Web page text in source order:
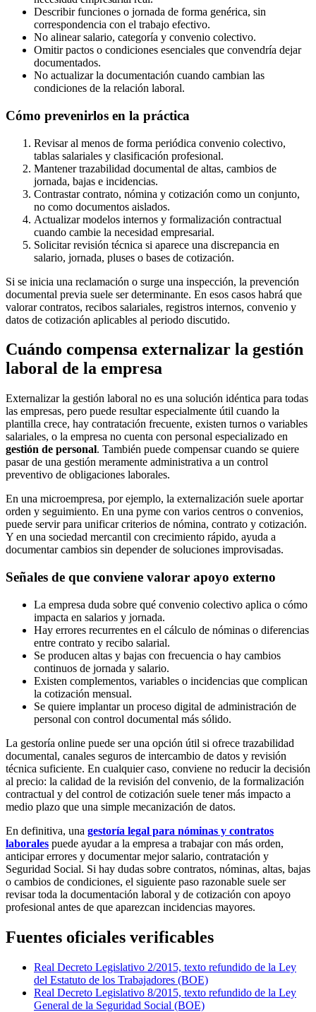
Describir funciones o jornada de forma genérica, sin
correspondencia con el trabajo efectivo.
No alinear salario, categoría y convenio colectivo.
Omitir pactos o condiciones esenciales que convendría dejar
documentados.
No actualizar la documentación cuando cambian las
condiciones de la relación laboral.
Cómo prevenirlos en la práctica
Revisar al menos de forma periódica convenio colectivo,
tablas salariales y clasificación profesional.
Mantener trazabilidad documental de altas, cambios de
jornada, bajas e incidencias.
Contrastar contrato, nómina y cotización como un conjunto,
no como documentos aislados.
Actualizar modelos internos y formalización contractual
cuando cambie la necesidad empresarial.
Solicitar revisión técnica si aparece una discrepancia en
salario, jornada, pluses o bases de cotización.
Si se inicia una reclamación o surge una inspección, la prevención
documental previa suele ser determinante. En esos casos habrá que
valorar contratos, recibos salariales, registros internos, convenio y
datos de cotización aplicables al periodo discutido.
Cuándo compensa externalizar la gestión
laboral de la empresa
Externalizar la gestión laboral no es una solución idéntica para todas
las empresas, pero puede resultar especialmente útil cuando la
plantilla crece, hay contratación frecuente, existen turnos o variables
salariales, o la empresa no cuenta con personal especializado en
gestión de personal. También puede compensar cuando se quiere
pasar de una gestión meramente administrativa a un control
preventivo de obligaciones laborales.
En una microempresa, por ejemplo, la externalización suele aportar
orden y seguimiento. En una pyme con varios centros o convenios,
puede servir para unificar criterios de nómina, contrato y cotización.
Y en una sociedad mercantil con crecimiento rápido, ayuda a
documentar cambios sin depender de soluciones improvisadas.
Señales de que conviene valorar apoyo externo
La empresa duda sobre qué convenio colectivo aplica o cómo
impacta en salarios y jornada.
Hay errores recurrentes en el cálculo de nóminas o diferencias
entre contrato y recibo salarial.
Se producen altas y bajas con frecuencia o hay cambios
continuos de jornada y salario.
Existen complementos, variables o incidencias que complican
la cotización mensual.
Se quiere implantar un proceso digital de administración de
personal con control documental más sólido.
La gestoría online puede ser una opción útil si ofrece trazabilidad
documental, canales seguros de intercambio de datos y revisión
técnica suficiente. En cualquier caso, conviene no reducir la decisión
al precio: la calidad de la revisión del convenio, de la formalización
contractual y del control de cotización suele tener más impacto a
medio plazo que una simple mecanización de datos.
En definitiva, una gestoría legal para nóminas y contratos
laborales puede ayudar a la empresa a trabajar con más orden,
anticipar errores y documentar mejor salario, contratación y
Seguridad Social. Si hay dudas sobre contratos, nóminas, altas, bajas
o cambios de condiciones, el siguiente paso razonable suele ser
revisar toda la documentación laboral y de cotización con apoyo
profesional antes de que aparezcan incidencias mayores.
Fuentes oficiales verificables
Real Decreto Legislativo 2/2015, texto refundido de la Ley
del Estatuto de los Trabajadores (BOE)
Real Decreto Legislativo 8/2015, texto refundido de la Ley
General de la Seguridad Social (BOE)